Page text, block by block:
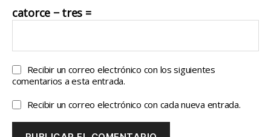
catorce − tres =
Recibir un correo electrónico con los siguientes
comentarios a esta entrada.
Recibir un correo electrónico con cada nueva entrada.